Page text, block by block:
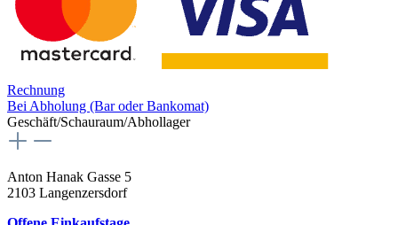
Rechnung
Bei Abholung (Bar oder Bankomat)
Geschäft/Schauraum/Abhollager
Anton Hanak Gasse 5
2103 Langenzersdorf